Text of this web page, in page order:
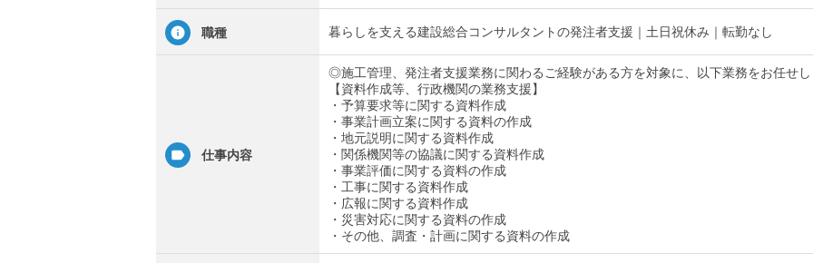
職種 暮らしを支える建設総合コンサルタントの発注者支援｜土日祝休み｜転勤なし
仕事内容
◎施工管理、発注者支援業務に関わるご経験がある方を対象に、以下業務をお任せ
【資料作成等、行政機関の業務支援】
・予算要求等に関する資料作成
・事業計画立案に関する資料の作成
・地元説明に関する資料作成
・関係機関等の協議に関する資料作成
・事業評価に関する資料の作成
・工事に関する資料作成
・広報に関する資料作成
・災害対応に関する資料の作成
・その他、調査・計画に関する資料の作成